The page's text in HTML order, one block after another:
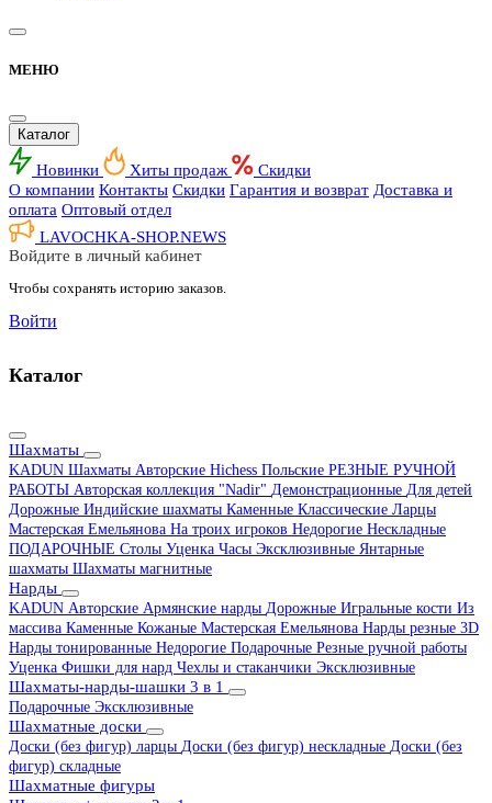
МЕНЮ
Каталог
Новинки Хиты продаж
Скидки
О компании Контакты Скидки Гарантия и возврат Доставка и
оплата Оптовый отдел
LAVOCHKA-SHOP.NEWS
Войдите в личный кабинет
Чтобы сохранять историю заказов.
Войти
Каталог
Шахматы
KADUN Шахматы Авторские Hichess Польские РЕЗНЫЕ РУЧНОЙ
РАБОТЫ Авторская коллекция "Nadir" Демонстрационные Для детей
Дорожные Индийские шахматы Каменные Классические Ларцы
Мастерская Емельянова На троих игроков Недорогие Нескладные
ПОДАРОЧНЫЕ Столы Уценка Часы Эксклюзивные Янтарные
шахматы Шахматы магнитные
Нарды
KADUN Авторские Армянские нарды Дорожные Игральные кости Из
массива Каменные Кожаные Мастерская Емельянова Нарды резные 3D
Нарды тонированные Недорогие Подарочные Резные ручной работы
Уценка Фишки для нард Чехлы и стаканчики Эксклюзивные
Шахматы-нарды-шашки 3 в 1
Подарочные Эксклюзивные
Шахматные доски
Доски (без фигур) ларцы Доски (без фигур) нескладные Доски (без
фигур) складные
Шахматные фигуры